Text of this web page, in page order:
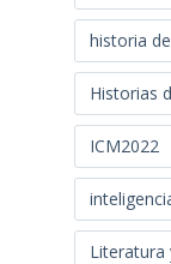
historia
Historias
ICM2022
Literatura